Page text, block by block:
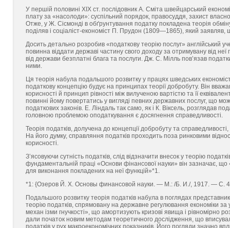
У першій половині ХІХ ст. послідовник А. Сміта швейцарський
плату за «насолоди»: суспільний порядок, правосуддя, захист
Отже, у Ж. Сісмонді в обґрунтування податку покладена теорія
поділяв і соціаліст-економіст П. Прудон (1809—1865), який заявляв,
Досить детально розробив «податкову теорію послуг»
повинна віддати державі частину свого доходу за отримувану від
від держави безплатні блага та послуги. Дж. С. Мілль пов’язав
ними.
Ця теорія набула подальшого розвитку у працях шведських
податкову концепцію будує на принципах теорії добробуту. Він
корисності й принцип рівності між вилученою вартістю та її
повинні йому повертатись у вигляді певних державних послуг, що
податкових законів. Е. Ліндаль так само, як і К. Віксель, розглядав
головною проблемою оподаткування є досягнення справедливості.
Теорія податків, долучена до концепції добробуту та
На його думку, справляння податків проходить поза ринковими
корисності.
З’ясовуючи сутність податків, слід відзначити внесок у теорію
фундаментальній праці «Основи фінансової науки» він зазначає,
для виконання покладених на неї функцій»*1.
*1: {Озеров Й. Х. Основы финансовой науки. — М.: /Б. И./, 1917. — С.
Подальшого розвитку теорія податків набула в поглядах
теорію податків, спрямовану на державне регулювання економіки
механ ізми гнучкості», що амортизують кризові явища і рівномірно
дали початок новим методам теоретичного дослідження, що
податків у рух макроекономічних показників. Його погляди значно